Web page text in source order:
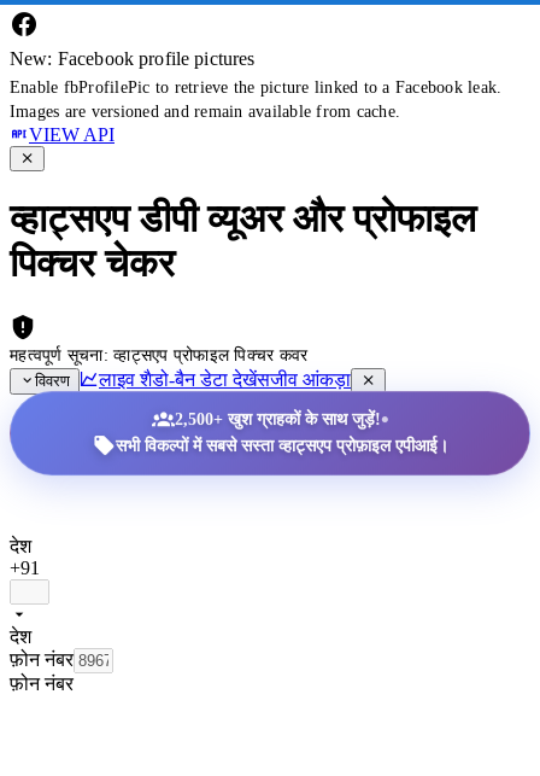
New: Facebook profile pictures
Enable fbProfilePic to retrieve the picture linked to a Facebook leak.
Images are versioned and remain available from cache.
VIEW API
व्हाट्सएप डीपी व्यूअर और प्रोफाइल
पिक्चर चेकर
महत्वपूर्ण सूचना: व्हाट्सएप प्रोफाइल पिक्चर कवर
विवरण
लाइव शैडो-बैन डेटा देखेंसजीव आंकड़ा
2,500+ खुश ग्राहकों के साथ जुड़ें!•
सभी विकल्पों में सबसे सस्ता व्हाट्सएप प्रोफ़ाइल एपीआई।
देश
+91
देश
फ़ोन नंबर
फ़ोन नंबर